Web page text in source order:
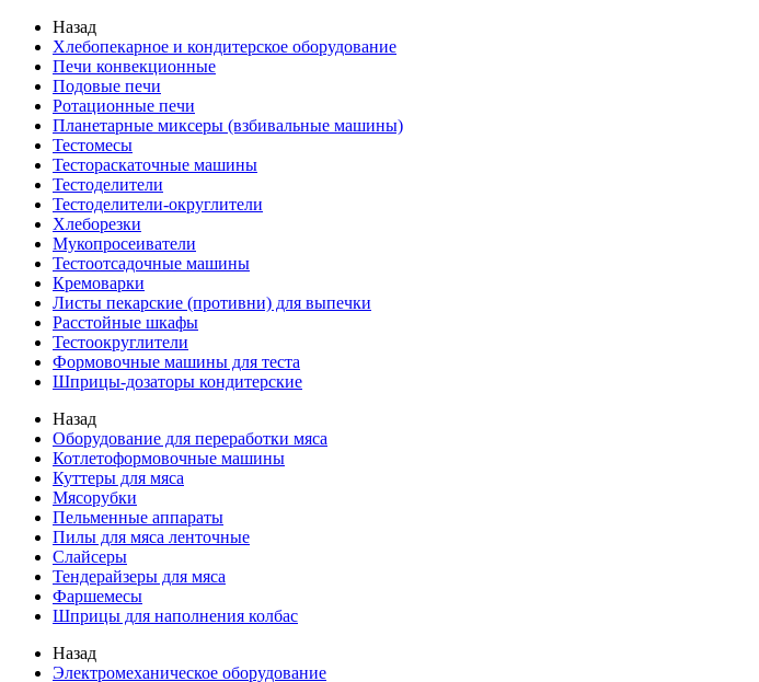
Назад
Хлебопекарное и кондитерское оборудование
Печи конвекционные
Подовые печи
Ротационные печи
Планетарные миксеры (взбивальные машины)
Тестомесы
Тестораскаточные машины
Тестоделители
Тестоделители-округлители
Хлеборезки
Мукопросеиватели
Тестоотсадочные машины
Кремоварки
Листы пекарские (противни) для выпечки
Расстойные шкафы
Тестоокруглители
Формовочные машины для теста
Шприцы-дозаторы кондитерские
Назад
Оборудование для переработки мяса
Котлетоформовочные машины
Куттеры для мяса
Мясорубки
Пельменные аппараты
Пилы для мяса ленточные
Слайсеры
Тендерайзеры для мяса
Фаршемесы
Шприцы для наполнения колбас
Назад
Электромеханическое оборудование